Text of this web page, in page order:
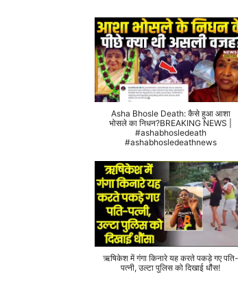
Asha Bhosle Death: कैसे हुआ आशा
भोसले का निधन?BREAKING NEWS |
#ashabhosledeath
#ashabhosledeathnews
ऋषिकेश में गंगा किनारे यह करते पकड़े गए पति-
पत्नी, उल्टा पुलिस को दिखाई धौंस!